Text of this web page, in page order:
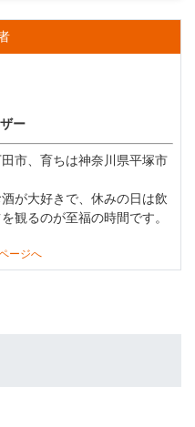
ー
市、育ちは神奈川県平塚市
が大好きで、休みの日は飲
観るのが至福の時間です。
ージへ